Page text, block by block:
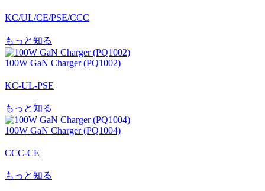
KC/UL/CE/PSE/CCC
もっと知る
100W GaN Charger (PQ1002)
KC-UL-PSE
もっと知る
100W GaN Charger (PQ1004)
CCC-CE
もっと知る